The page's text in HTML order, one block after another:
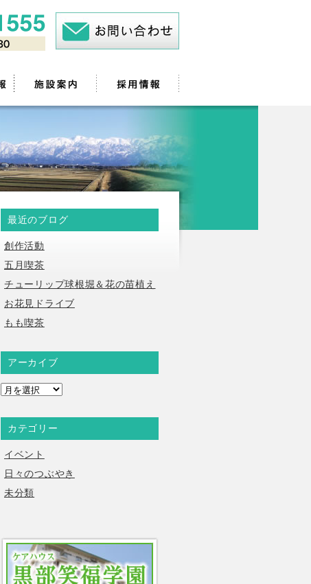
最近のブログ
創作活動
五月喫茶
チューリップ球根堀＆花の苗植え
お花見ドライブ
もも喫茶
アーカイブ
ア
カ
イ
ブ
カテゴリー
イベント
日々のつぶやき
未分類